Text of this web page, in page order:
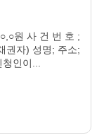
원 사 건 번 호 ;
권자) 성명; 주소;
인이...